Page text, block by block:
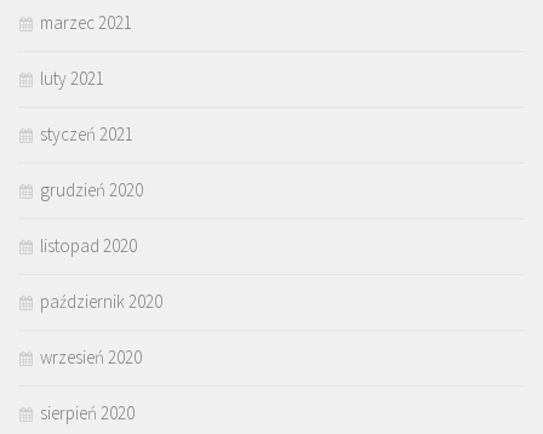
marzec 2021
luty 2021
styczeń 2021
grudzień 2020
listopad 2020
październik 2020
wrzesień 2020
sierpień 2020